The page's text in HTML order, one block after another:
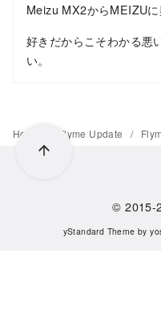
Meizu MX2からMEIZUに
好きだからこそわかる悪
い。
Home Flyme Update
© 2015-
yStandard Theme by